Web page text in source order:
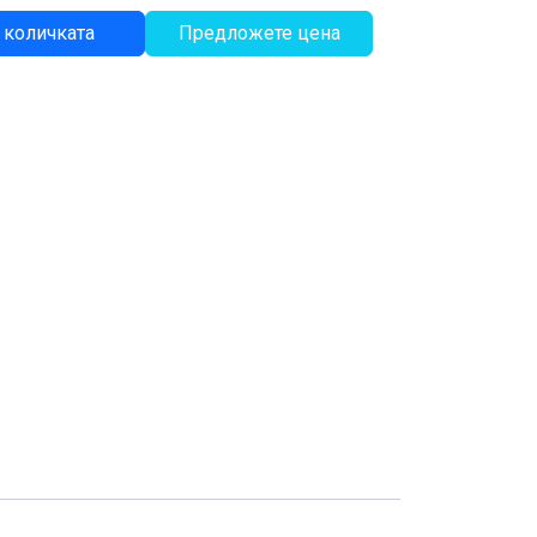
Предложете цена